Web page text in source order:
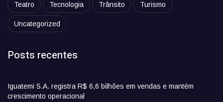
Teatro Tecnologia Trânsito Turismo
Uncategorized
Posts recentes
Iguatemi S.A. registra R$ 6,6 bilhões em vendas e mantém
crescimento operacional